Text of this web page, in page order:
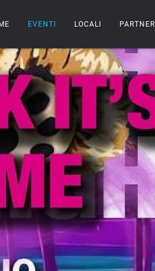
EVENTI LOCALI PARTNER